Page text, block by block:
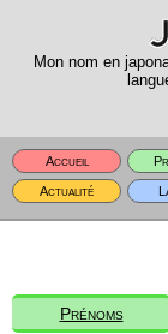
Mon nom en
Accueil
Actualité
Prénoms